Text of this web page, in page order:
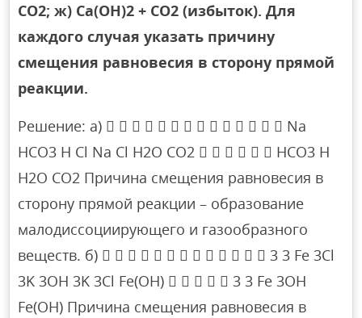
CO2; ж) Ca(OH)2 + CO2 (избыток). Для
каждого случая указать причину
смещения равновесия в сторону прямой
реакции.
Решение: а)               Na
HCO3 H Cl Na Cl H2O CO2       HCO3 H
H2O CO2 Причина смещения равновесия в
сторону прямой реакции – образование
малодиссоциирующего и газообразного
веществ. б)              3 3 Fe 3Cl
3K 3OH 3K 3Cl Fe(OH)      3 3 Fe 3OH
Fe(OH) Причина смещения равновесия в